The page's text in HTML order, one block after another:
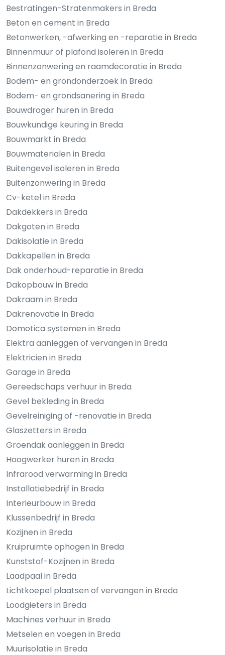
Bestratingen-Stratenmakers in Breda
Beton en cement in Breda
Betonwerken, -afwerking en -reparatie in Breda
Binnenmuur of plafond isoleren in Breda
Binnenzonwering en raamdecoratie in Breda
Bodem- en grondonderzoek in Breda
Bodem- en grondsanering in Breda
Bouwdroger huren in Breda
Bouwkundige keuring in Breda
Bouwmarkt in Breda
Bouwmaterialen in Breda
Buitengevel isoleren in Breda
Buitenzonwering in Breda
Cv-ketel in Breda
Dakdekkers in Breda
Dakgoten in Breda
Dakisolatie in Breda
Dakkapellen in Breda
Dak onderhoud-reparatie in Breda
Dakopbouw in Breda
Dakraam in Breda
Dakrenovatie in Breda
Domotica systemen in Breda
Elektra aanleggen of vervangen in Breda
Elektricien in Breda
Garage in Breda
Gereedschaps verhuur in Breda
Gevel bekleding in Breda
Gevelreiniging of -renovatie in Breda
Glaszetters in Breda
Groendak aanleggen in Breda
Hoogwerker huren in Breda
Infrarood verwarming in Breda
Installatiebedrijf in Breda
Interieurbouw in Breda
Klussenbedrijf in Breda
Kozijnen in Breda
Kruipruimte ophogen in Breda
Kunststof-Kozijnen in Breda
Laadpaal in Breda
Lichtkoepel plaatsen of vervangen in Breda
Loodgieters in Breda
Machines verhuur in Breda
Metselen en voegen in Breda
Muurisolatie in Breda